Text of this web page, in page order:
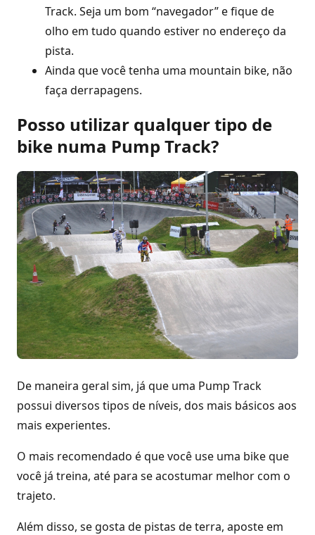
Track. Seja um bom “navegador” e fique de
olho em tudo quando estiver no endereço da
pista.
Ainda que você tenha uma mountain bike, não
faça derrapagens.
Posso utilizar qualquer tipo de
bike numa Pump Track?
De maneira geral sim, já que uma Pump Track
possui diversos tipos de níveis, dos mais básicos aos
mais experientes.
O mais recomendado é que você use uma bike que
você já treina, até para se acostumar melhor com o
trajeto.
Além disso, se gosta de pistas de terra, aposte em